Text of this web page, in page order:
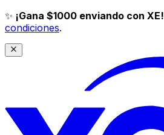
✨ ¡Gana $1000 enviando con XE!
condiciones.